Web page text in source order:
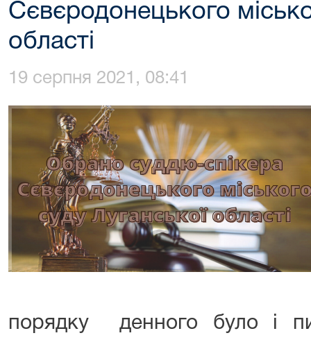
Сєвєродонецького
області
19 серпня 2021, 08:41
порядку денного було і